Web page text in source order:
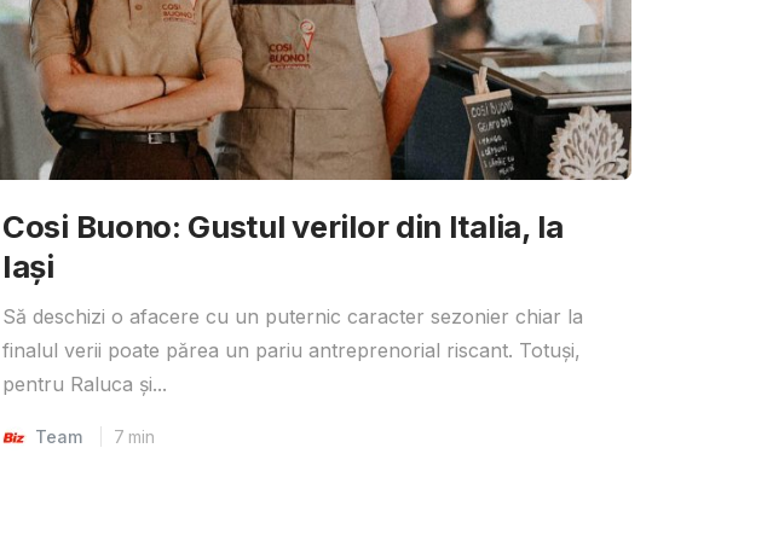
Cosi Buono: Gustul verilor din Italia, la
Iași
Să deschizi o afacere cu un puternic caracter sezonier chiar la
finalul verii poate părea un pariu antreprenorial riscant. Totuși,
pentru Raluca și...
Team 7 min